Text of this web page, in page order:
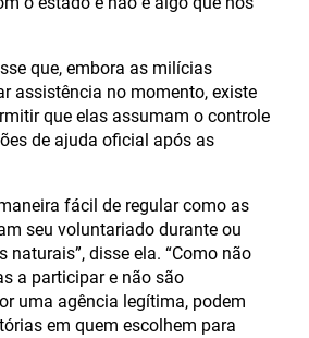
que, embora as milícias
assistência no momento, existe
que elas assumam o controle
de ajuda oficial após as
fácil de regular como as
seu voluntariado durante ou
naturais”, disse ela. “Como não
a participar e não são
uma agência legítima, podem
em quem escolhem para